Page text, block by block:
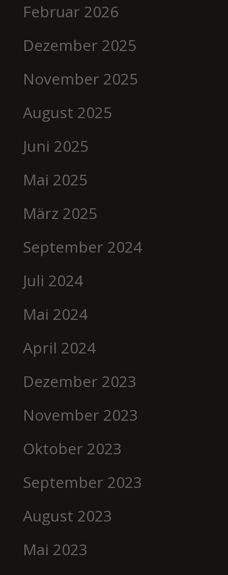
Februar 2026
Dezember 2025
November 2025
August 2025
Juni 2025
Mai 2025
März 2025
September 2024
Juli 2024
Mai 2024
April 2024
Dezember 2023
November 2023
Oktober 2023
September 2023
August 2023
Mai 2023